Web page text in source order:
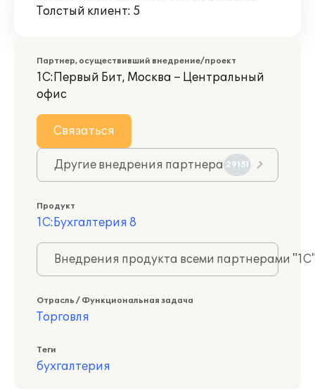
Толстый клиент: 5
Партнер, осуществивший внедрение/проект
1С:Первый Бит, Москва – Центральный
офис
Связаться
Другие внедрения партнера 29151
Продукт
1С:Бухгалтерия 8
Внедрения продукта всеми партнерами
Отрасль / Функциональная задача
Торговля
Теги
бухгалтерия